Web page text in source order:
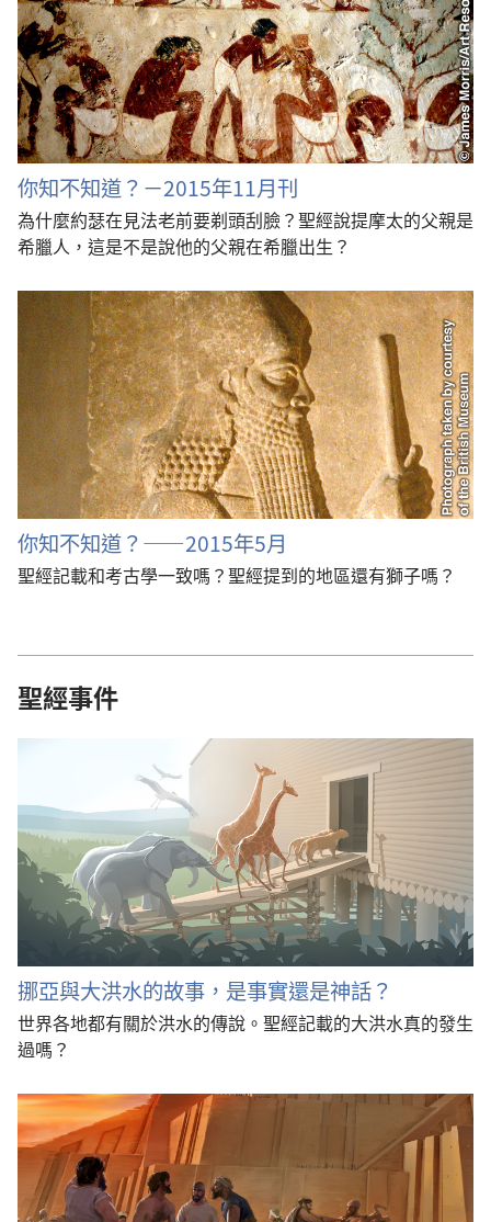
你知不知道？－2015年11月刊
為什麼約瑟在見法老前要剃頭刮臉？聖經說提摩太的父親是
希臘人，這是不是說他的父親在希臘出生？
你知不知道？——2015年5月
聖經記載和考古學一致嗎？聖經提到的地區還有獅子嗎？
聖經事件
挪亞與大洪水的故事，是事實還是神話？
世界各地都有關於洪水的傳說。聖經記載的大洪水真的發生
過嗎？